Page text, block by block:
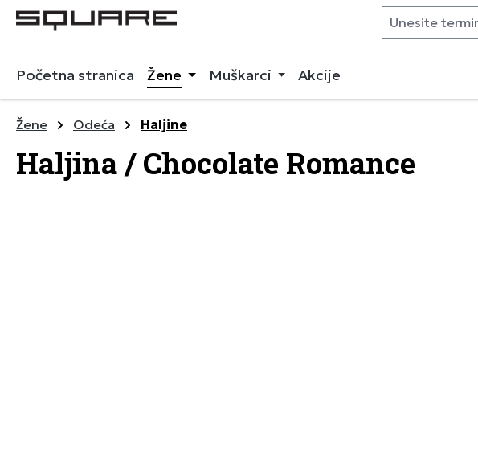
Preskoči na glavnu navigaciju
Početna stranica Žene Muškarci Akcije
Žene Odeća Haljine
Haljina / Chocolate Romance